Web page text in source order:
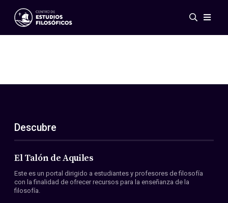
Eventos
ES
EN
Acerca de nosotros
Miembros
Convenios
Descubre
El Talón de Aquiles
Este es un portal dirigido a estudiantes y profesores de filosofía
con la finalidad de ofrecer recursos para la enseñanza de la
filosofía.